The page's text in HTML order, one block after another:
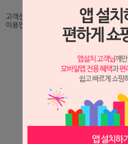
고객센터
이용안내
1599-2875
Fax : 051-465-5459
help@seilglobal.co.kr
1:1 문의하기
㈜세일글로발
개인정보처리방침